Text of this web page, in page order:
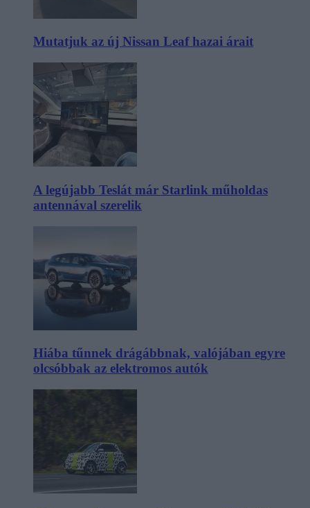
Mutatjuk az új Nissan Leaf hazai árait
A legújabb Teslát már Starlink műholdas
antennával szerelik
Hiába tűnnek drágábbnak, valójában egyre
olcsóbbak az elektromos autók